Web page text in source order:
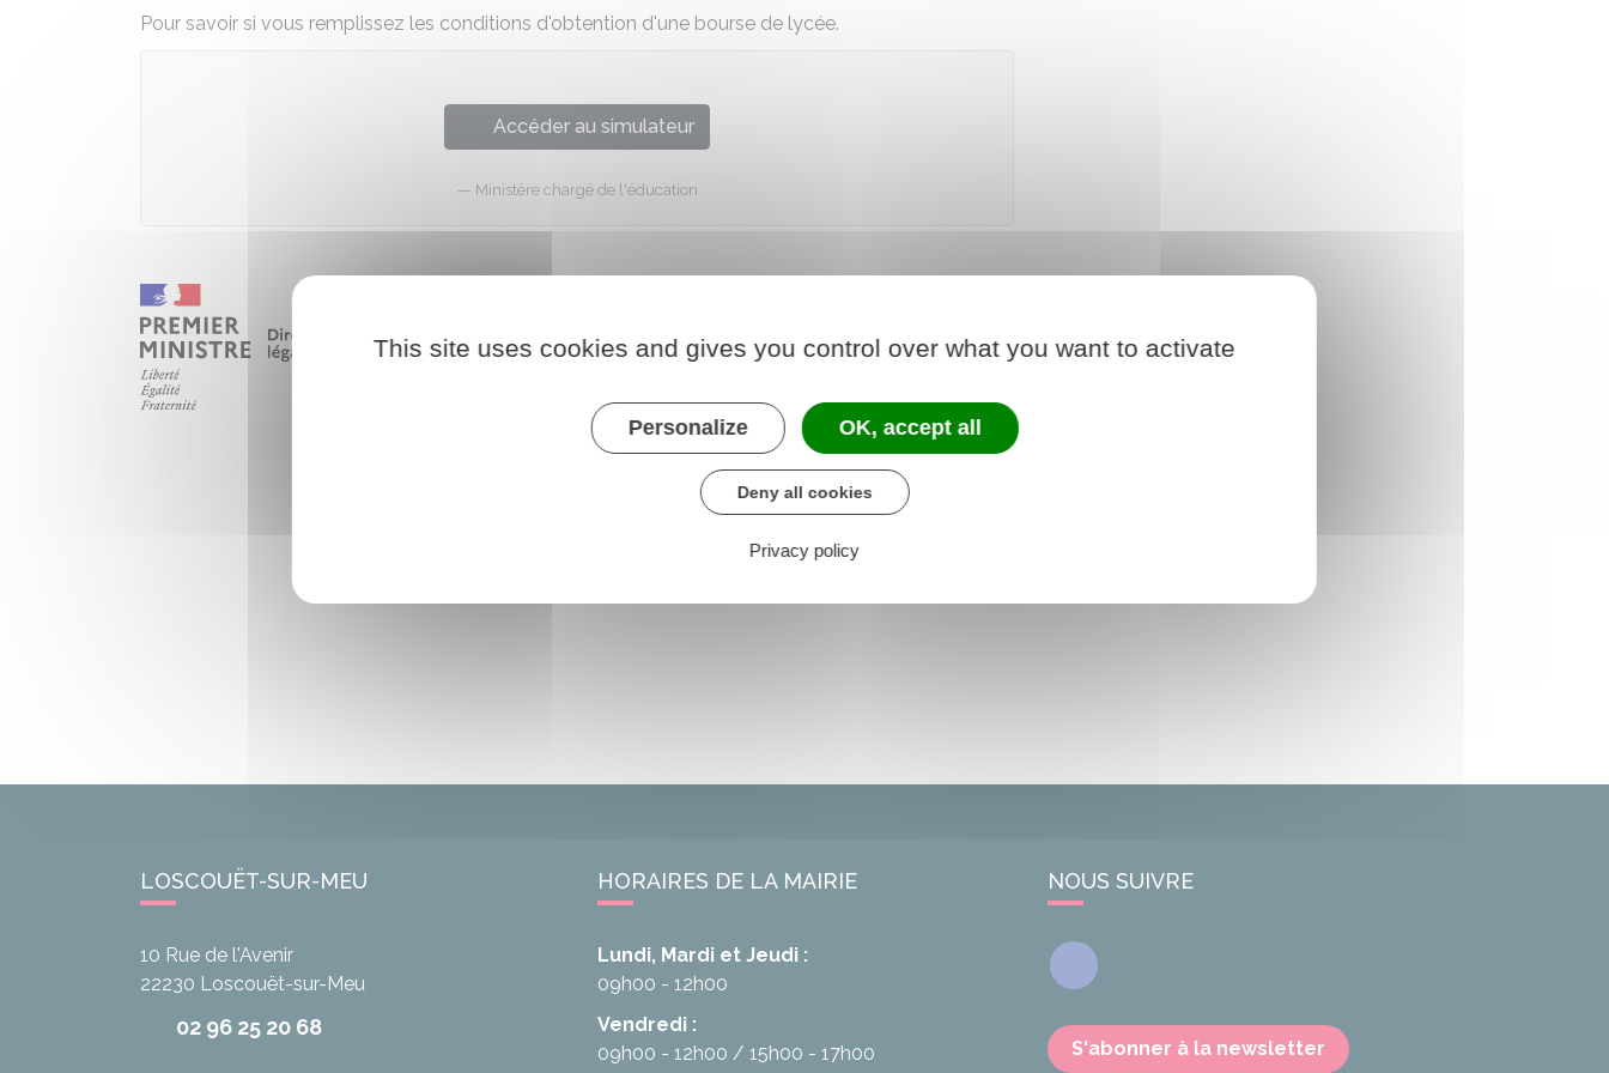
Pour savoir si vous remplissez les conditions d'obtention d'une bourse de lycée.
Accéder au simulateur
Ministère chargé de l'éducation
LOSCOUËT-SUR-MEU
10 Rue de l'Avenir
22230 Loscouët-sur-Meu
02 96 25 20 68
HORAIRES DE LA MAIRIE
Lundi, Mardi et Jeudi :
09h00 - 12h00
Vendredi :
09h00 - 12h00
15h00 - 17h00
NOUS SUIVRE
Facebook
S'abonner à la newsletter
This site uses cookies and gives you control over what you want to activate
Personalize OK, accept all
Deny all cookies
Privacy policy